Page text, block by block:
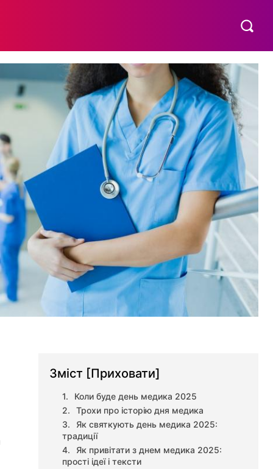
Зміст [Приховати]
Коли буде день медика 2025
Трохи про історію дня медика
Як святкують день медика 2025:
традиції
Як привітати з днем медика 2025:
прості ідеї і тексти